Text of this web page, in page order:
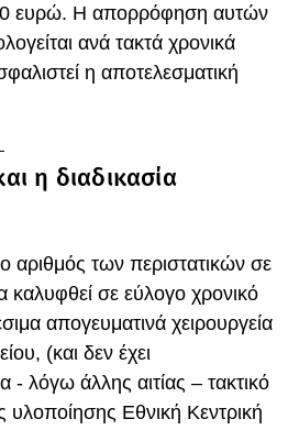
ευρώ. Η απορρόφηση αυτών
ανά τακτά χρονικά
η αποτελεσματική
η διαδικασία
αριθμός των περιστατικών σε
καλυφθεί σε εύλογο χρονικό
απογευματινά χειρουργεία
(και δεν έχει
- λόγω άλλης αιτίας – τακτικό
υλοποίησης Εθνική Κεντρική